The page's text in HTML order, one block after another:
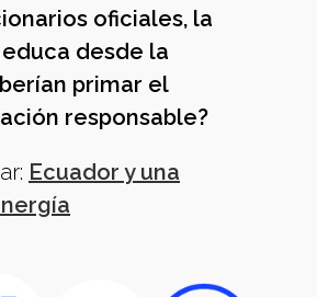
oficiales, la
desde la
primar el
responsable?
Ecuador y una